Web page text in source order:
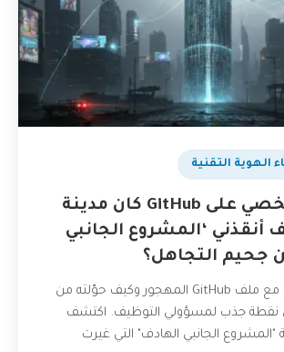
الهوية التقنية
ملفي الشخصي على GitHub كان مدينة
أنقذني ‘المشروع الجانبي
جحيم التجاهل؟
أشارككم قصتي مع ملف GitHub المهجور وكيف حوّلته من
نقطة جذب لمسؤولي التوظيف. اكتشف
"المشروع الجانبي الهادف" التي غيرت